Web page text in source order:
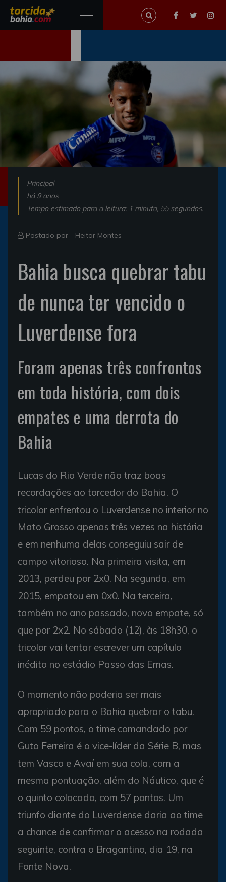
Principal
há 9 anos
Tempo estimado para a leitura: 1 minuto, 55 segundos.
Postado por - Heitor Montes
Bahia busca quebrar tabu
de nunca ter vencido o
Luverdense fora
Foram apenas três confrontos
em toda história, com dois
empates e uma derrota do
Bahia
Lucas do Rio Verde não traz boas
recordações ao torcedor do Bahia. O
tricolor enfrentou o Luverdense no interior no
Mato Grosso apenas três vezes na história
e em nenhuma delas conseguiu sair de
campo vitorioso. Na primeira visita, em
2013, perdeu por 2x0. Na segunda, em
2015, empatou em 0x0. Na terceira,
também no ano passado, novo empate, só
que por 2x2. No sábado (12), às 18h30, o
tricolor vai tentar escrever um capítulo
inédito no estádio Passo das Emas.
O momento não poderia ser mais
apropriado para o Bahia quebrar o tabu.
Com 59 pontos, o time comandado por
Guto Ferreira é o vice-líder da Série B, mas
tem Vasco e Avaí em sua cola, com a
mesma pontuação, além do Náutico, que é
o quinto colocado, com 57 pontos. Um
triunfo diante do Luverdense daria ao time
a chance de confirmar o acesso na rodada
seguinte, contra o Bragantino, dia 19, na
Fonte Nova.